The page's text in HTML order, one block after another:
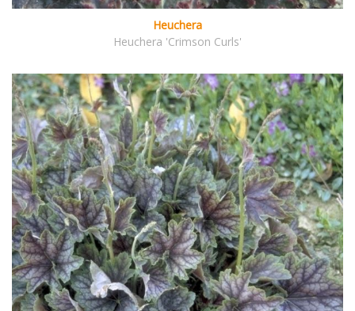
Heuchera
Heuchera 'Crimson Curls'